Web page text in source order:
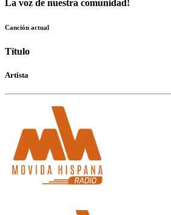
La voz de nuestra comunidad!
Canción actual
Título
Artista